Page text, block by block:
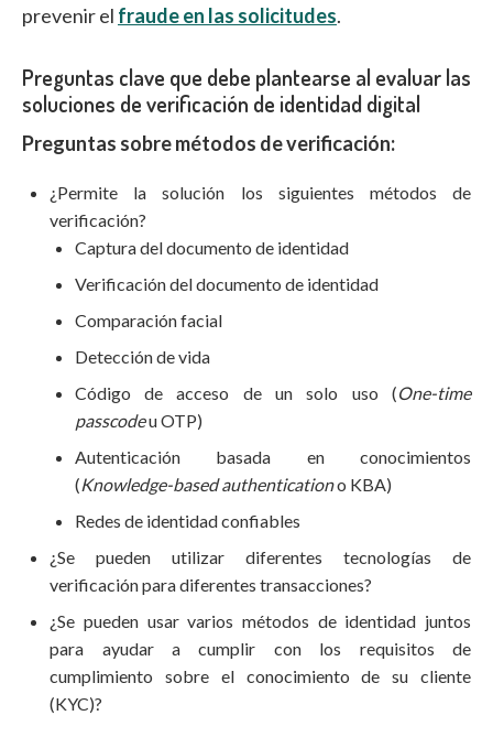
prevenir el fraude en las solicitudes.
Preguntas clave que debe plantearse al evaluar las
soluciones de verificación de identidad digital
Preguntas sobre métodos de verificación:
¿Permite la solución los siguientes métodos de
verificación?
Captura del documento de identidad
Verificación del documento de identidad
Comparación facial
Detección de vida
Código de acceso de un solo uso (One-time
passcodeu OTP)
Autenticación basada en conocimientos
(Knowledge-based authenticationo KBA)
Redes de identidad confiables
¿Se pueden utilizar diferentes tecnologías de
verificación para diferentes transacciones?
¿Se pueden usar varios métodos de identidad juntos
para ayudar a cumplir con los requisitos de
cumplimiento sobre el conocimiento de su cliente
(KYC)?